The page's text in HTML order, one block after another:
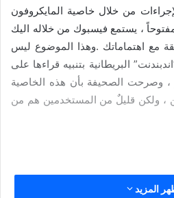
من خلال خاصية المايكروفون
، يستمع فيسبوك من خلاله اليك
مع اهتماماتك .وهذا الموضوع ليس
البريطانية بتنبيه قراءها على
وصرحت الصحيفة بأن هذه الخاصية
، ولكن قليلٌ من المستخدمين هم من
المزيد